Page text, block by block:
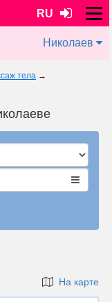
RU
Николаев
тела →
На карте